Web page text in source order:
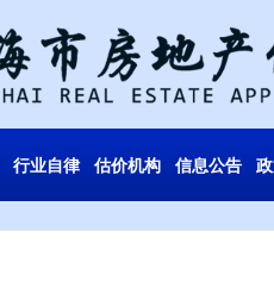
行业自律 估价机构 信息公告